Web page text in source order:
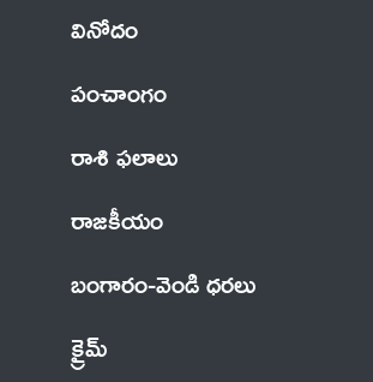
వినోదం
పంచాంగం
రాశి ఫలాలు
రాజకీయం
బంగారం-వెండి ధరలు
క్రైమ్